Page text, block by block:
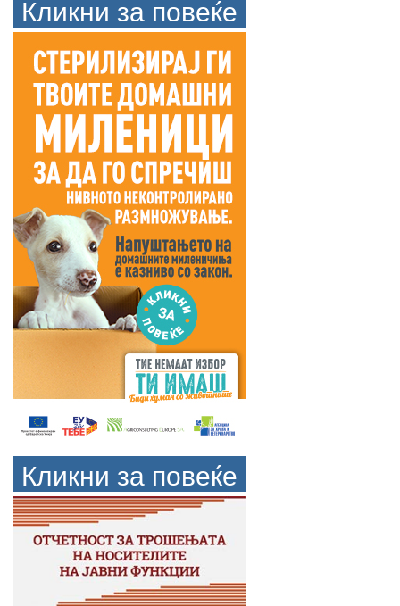
Кликни за повеќе
Кликни за повеќе